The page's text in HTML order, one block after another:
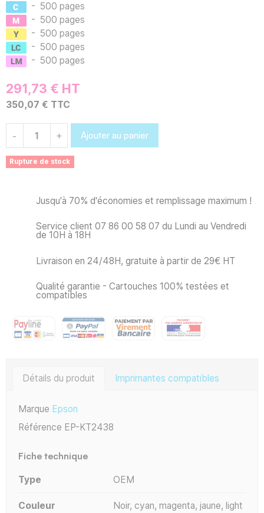
- 500 pages
- 500 pages
- 500 pages
- 500 pages
- 500 pages
291,73 € HT
350,07 € TTC
- + Ajouter au panier
Rupture de stock
Jusqu'à 70% d'économies et remplissage maximum !
Service client 07 86 00 58 07 du Lundi au Vendredi
de 10H à 18H
Livraison en 24/48H, gratuite à partir de 29€ HT
Qualité garantie - Cartouches 100% testées et
compatibles
Détails du produit Imprimantes compatibles
Marque Epson
Référence EP-KT2438
Fiche technique
Type OEM
Couleur Noir, cyan, magenta, jaune, light